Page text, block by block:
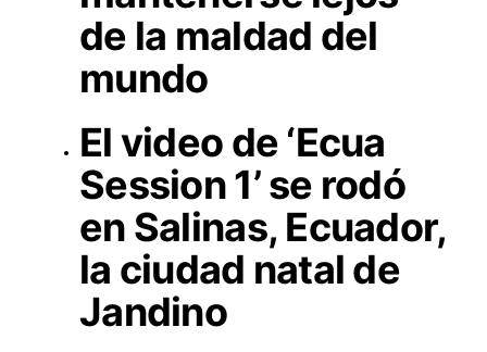
de la maldad del
mundo
El video de ‘Ecua
Session 1’ se rodó
en Salinas, Ecuador,
la ciudad natal de
Jandino